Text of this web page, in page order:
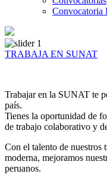
Convocatoria
TRABAJA EN SUNAT
Trabajar en la SUNAT te
país.
Tienes la oportunidad de
de trabajo colaborativo y
Con el talento de nuestros
moderna, mejoramos
peruanos.